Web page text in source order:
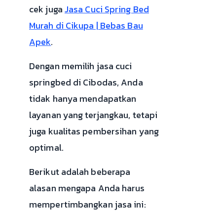
cek jugaJasa Cuci Spring Bed
Murah di Cikupa | Bebas Bau
Apek.
Dengan memilih jasa cuci
springbed di Cibodas, Anda
tidak hanya mendapatkan
layanan yang terjangkau, tetapi
juga kualitas pembersihan yang
optimal.
Berikut adalah beberapa
alasan mengapa Anda harus
mempertimbangkan jasa ini: